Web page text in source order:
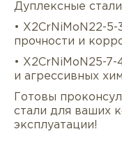
Дуплексные
• X2CrNiMoN22-5-
прочности и
• X2CrNiMoN25-
и агрессивных
Готовы
стали для ваших
эксплуатации!